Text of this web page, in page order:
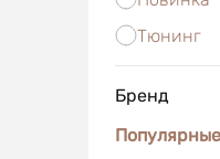
Тюнинг
Бренд